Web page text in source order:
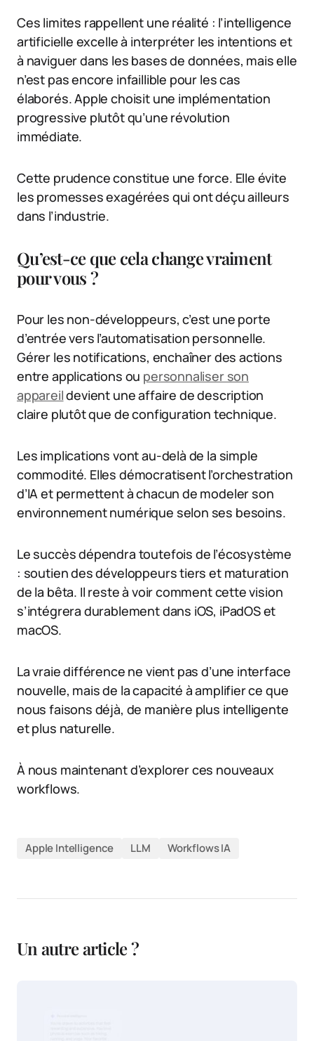
Ces limites rappellent une réalité : l’intelligence
artificielle excelle à interpréter les intentions et
à naviguer dans les bases de données, mais elle
n’est pas encore infaillible pour les cas
élaborés. Apple choisit une implémentation
progressive plutôt qu’une révolution
immédiate.
Cette prudence constitue une force. Elle évite
les promesses exagérées qui ont déçu ailleurs
dans l’industrie.
Qu’est-ce que cela change vraiment
pour vous ?
Pour les non-développeurs, c’est une porte
d’entrée vers l’automatisation personnelle.
Gérer les notifications, enchaîner des actions
entre applications ou personnaliser son
appareildevient une affaire de description
claire plutôt que de configuration technique.
Les implications vont au-delà de la simple
commodité. Elles démocratisent l’orchestration
d’IA et permettent à chacun de modeler son
environnement numérique selon ses besoins.
Le succès dépendra toutefois de l’écosystème
: soutien des développeurs tiers et maturation
de la bêta. Il reste à voir comment cette vision
s’intégrera durablement dans iOS, iPadOS et
macOS.
La vraie différence ne vient pas d’une interface
nouvelle, mais de la capacité à amplifier ce que
nous faisons déjà, de manière plus intelligente
et plus naturelle.
À nous maintenant d’explorer ces nouveaux
workflows.
Apple Intelligence LLM Workflows IA
Un autre article ?